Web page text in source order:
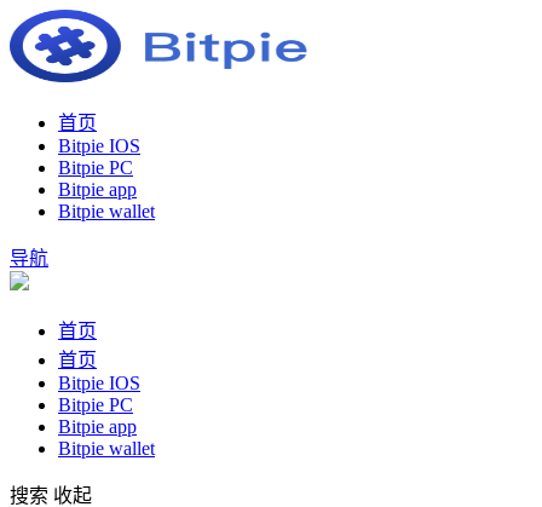
首页
Bitpie IOS
Bitpie PC
Bitpie app
Bitpie wallet
导航
首页
首页
Bitpie IOS
Bitpie PC
Bitpie app
Bitpie wallet
搜索 收起